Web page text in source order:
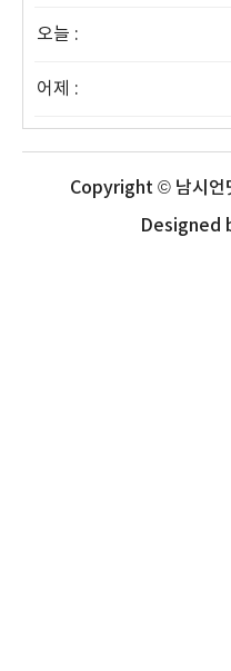
오늘 :
어제 :
Copyright © 남시
Designed